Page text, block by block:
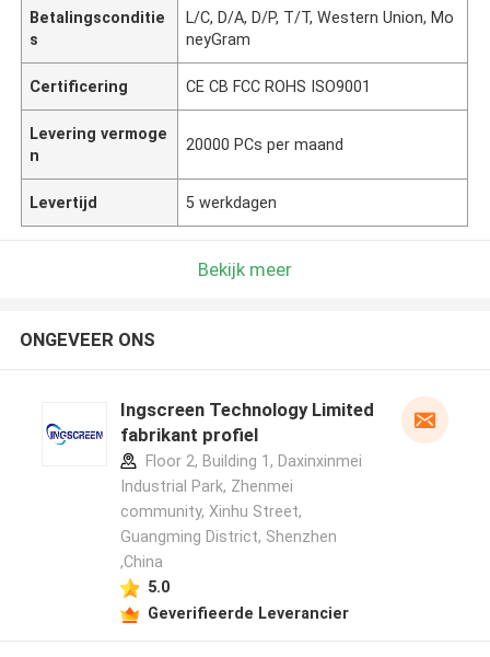
Betalingsconditie
s
L/C, D/A, D/P, T/T, Western Union, Mo
neyGram
Certificering CE CB FCC ROHS ISO9001
Levering vermoge
n
20000 PCs per maand
Levertijd 5 werkdagen
Bekijk meer
ONGEVEER ONS
Ingscreen Technology Limited
fabrikant profiel
Floor 2, Building 1, Daxinxinmei
Industrial Park, Zhenmei
community, Xinhu Street,
Guangming District, Shenzhen
,China
5.0
Geverifieerde Leverancier